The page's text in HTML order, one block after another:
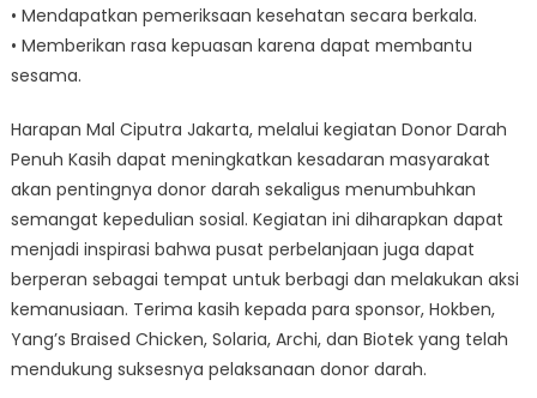
• Mendapatkan pemeriksaan kesehatan secara berkala.
• Memberikan rasa kepuasan karena dapat membantu
sesama.
Harapan Mal Ciputra Jakarta, melalui kegiatan Donor Darah
Penuh Kasih dapat meningkatkan kesadaran masyarakat
akan pentingnya donor darah sekaligus menumbuhkan
semangat kepedulian sosial. Kegiatan ini diharapkan dapat
menjadi inspirasi bahwa pusat perbelanjaan juga dapat
berperan sebagai tempat untuk berbagi dan melakukan aksi
kemanusiaan. Terima kasih kepada para sponsor, Hokben,
Yang’s Braised Chicken, Solaria, Archi, dan Biotek yang telah
mendukung suksesnya pelaksanaan donor darah.